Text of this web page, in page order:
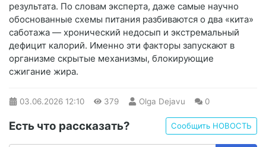
результата. По словам эксперта, даже самые научно
обоснованные схемы питания разбиваются о два «кита»
саботажа — хронический недосып и экстремальный
дефицит калорий. Именно эти факторы запускают в
организме скрытые механизмы, блокирующие
сжигание жира.
03.06.2026 12:10 379 Olga Dejavu 0
Есть что рассказать? Сообщить НОВОСТЬ